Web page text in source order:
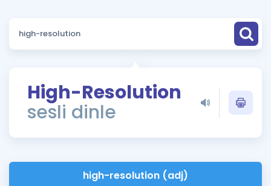
ÖSYM Sınav Takvimi
Kampanyalar
İngilizce Gramer
High-Resolution
sesli dinle
high-resolution (adj)